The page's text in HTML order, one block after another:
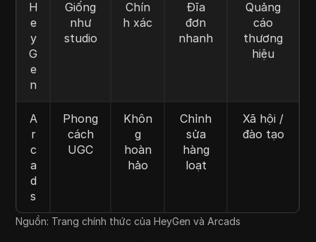
H
e
y
G
e
n
Giống
như
studio
Chín
h xác
Đĩa
đơn
nhanh
Quảng
cáo
thương
hiệu
A
r
c
a
d
s
Phong
cách
UGC
Khôn
g
hoàn
hảo
Chỉnh
sửa
hàng
loạt
Xã hội /
đào tạo
Nguồn: Trang chính thức của HeyGen và Arcads